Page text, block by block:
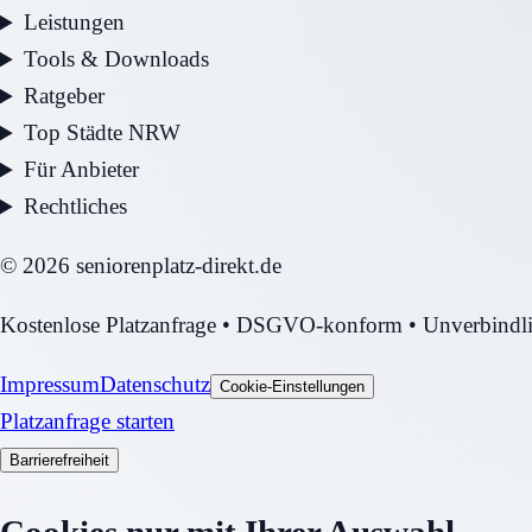
Leistungen
Tools & Downloads
Ratgeber
Top Städte NRW
Für Anbieter
Rechtliches
© 2026 seniorenplatz-direkt.de
Kostenlose Platzanfrage • DSGVO-konform •
ImpressumDatenschutz Cookie-Einstellungen
Platzanfrage starten
Barrierefreiheit